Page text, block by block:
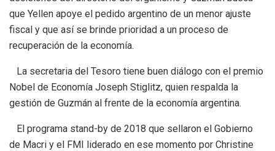
que Yellen apoye el pedido argentino de un menor ajuste
fiscal y que así se brinde prioridad a un proceso de
recuperación de la economía.
La secretaria del Tesoro tiene buen diálogo con el premio
Nobel de Economía Joseph Stiglitz, quien respalda la
gestión de Guzmán al frente de la economía argentina.
El programa stand-by de 2018 que sellaron el Gobierno
de Macri y el FMI liderado en ese momento por Christine